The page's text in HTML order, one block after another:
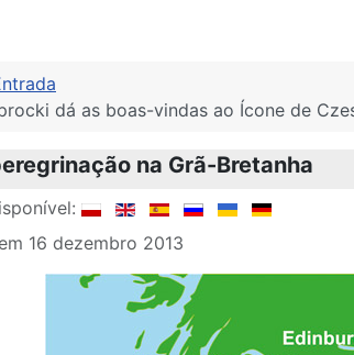
dá as boas-vindas ao Ícone de
na Grã-Bretanha
16 dezembro 2013